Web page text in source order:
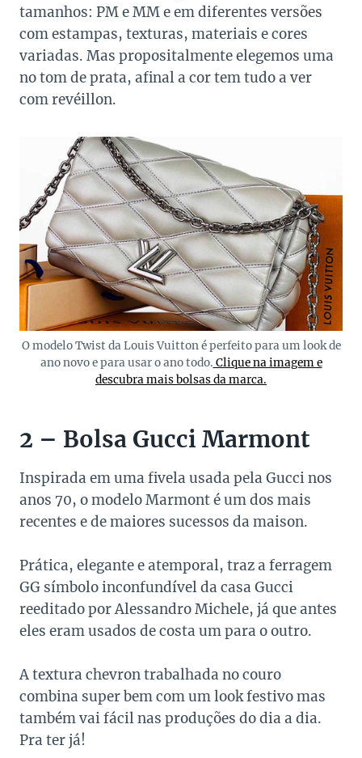
tamanhos: PM e MM e em diferentes versões
com estampas, texturas, materiais e cores
variadas. Mas propositalmente elegemos uma
no tom de prata, afinal a cor tem tudo a ver
com revéillon.
O modelo Twist da Louis Vuitton é perfeito para um look de
ano novo e para usar o ano todo. Clique na imagem e
descubra mais bolsas da marca.
2 – Bolsa Gucci Marmont
Inspirada em uma fivela usada pela Gucci nos
anos 70, o modelo Marmont é um dos mais
recentes e de maiores sucessos da maison.
Prática, elegante e atemporal, traz a ferragem
GG símbolo inconfundível da casa Gucci
reeditado por Alessandro Michele, já que antes
eles eram usados de costa um para o outro.
A textura chevron trabalhada no couro
combina super bem com um look festivo mas
também vai fácil nas produções do dia a dia.
Pra ter já!